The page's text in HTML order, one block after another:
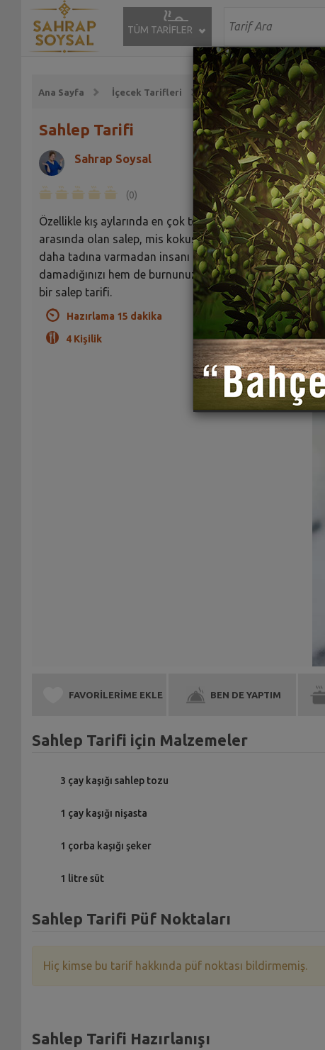
TÜM TARİFLER
Ana Sayfa İçecek Tarifleri Sıcak İçecek Tarifleri
Sahlep Tarifi
Sahrap Soysal
(0)
Özellikle kış aylarında en çok tercih edilen içecekler
arasında olan salep, mis kokusuyla bütün evi sarar ve
daha tadına varmadan insanı mest eder... İşte hem
damadığınızı hem de burnunuzu şenlendirecek harika
bir salep tarifi.
Hazırlama 15 dakika
4 Kişilik
FAVORİLERİME EKLE BEN DE YAPTIM
Sahlep Tarifi için Malzemeler
3 çay kaşığı sahlep tozu
1 çay kaşığı nişasta
1 çorba kaşığı şeker
1 litre süt
Sahlep Tarifi Püf Noktaları
Hiç kimse bu tarif hakkında püf noktası bildirmemiş.
Sahlep Tarifi Hazırlanışı